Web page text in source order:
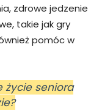
zdrowe jedzenie
takie jak gry
pomóc w
życie seniora